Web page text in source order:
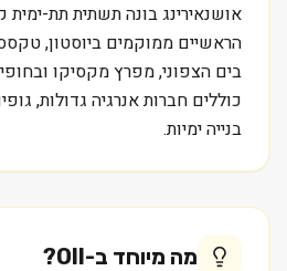
אושנאירינג בונה תשתית תת-ימית
הראשיים ממוקמים ביוסטון,
בים הצפוני, מפרץ מקסיקו
כוללים חברות אנרגיה גדולות,
בנייה ימיות.
מה מיוחד ב-OII
?